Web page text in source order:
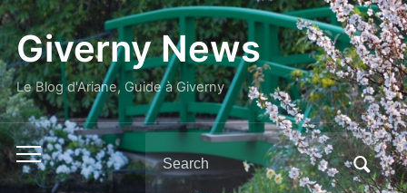
Giverny News
Le Blog d'Ariane, Guide à Giverny
Toggle
mobile
Search
for: